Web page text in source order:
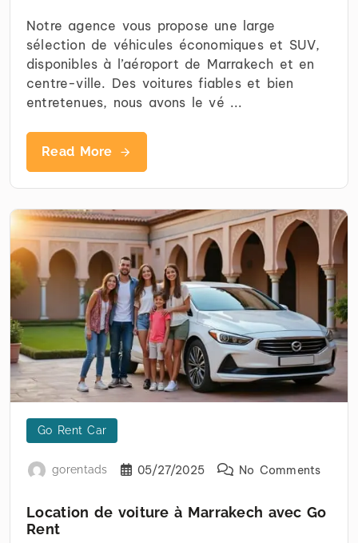
Notre agence vous propose une large
sélection de véhicules économiques et SUV,
disponibles à l’aéroport de Marrakech et en
centre-ville. Des voitures fiables et bien
entretenues, nous avons le vé ...
Read More
Go Rent Car
gorentads 05/27/2025 No Comments
Location de voiture à Marrakech avec Go
Rent